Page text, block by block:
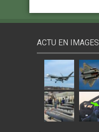
ACTU EN IMAGES